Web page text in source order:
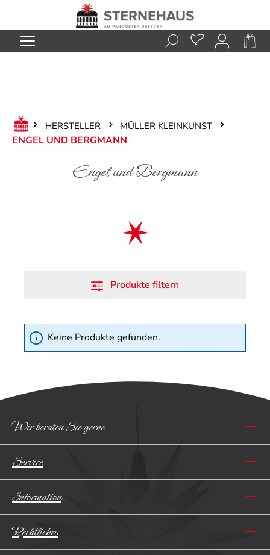
Zum Hauptinhalt springen
HERSTELLER MÜLLER KLEINKUNST
ENGEL UND BERGMANN
Engel und Bergmann
Produkte filtern
Keine Produkte gefunden.
Wir beraten Sie gerne
Service
Information
Rechtliches